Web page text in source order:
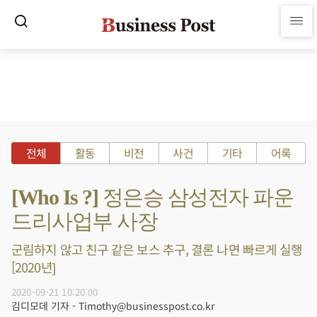
전체 활동 비전 사건 기타 어록
[Who Is ?] 정은승 삼성전자 파운
드리사업부 사장
군림하지 않고 친구 같은 보스 추구, 결론 나면 빠르게 실행
[2020년]
2020-09-21 10:20:00
김디모데 기자 - Timothy@businesspost.co.kr